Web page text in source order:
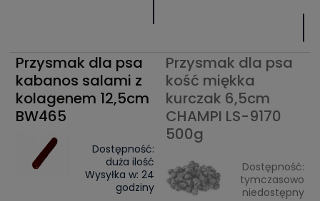
Przysmak dla psa
kabanos salami z
kolagenem 12,5cm
BW465
Dostępność:
duża ilość
Wysyłka w: 24
godziny
Przysmak dla psa
kość miękka
kurczak 6,5cm
CHAMPI LS-9170
500g
Dostępność:
tymczasowo
niedostępny